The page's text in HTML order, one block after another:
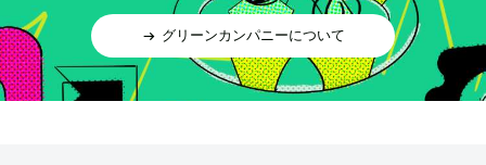
グリーンカンパニーについて